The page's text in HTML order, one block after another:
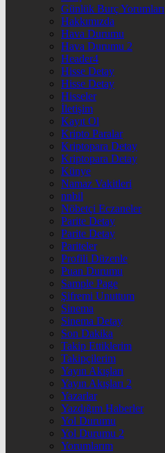
Günlük Burç Yorumları
Hakkımızda
Hava Durumu
Hava Durumu 2
Header4
Hisse Detay
Hisse Detay
Hisseler
İletişim
Kayıt Ol
Kripto Paralar
Kriptopara Detay
Kriptopara Detay
Künye
Namaz Vakitleri
nnbil
Nöbetçi Eczaneler
Parite Detay
Parite Detay
Pariteler
Profili Düzenle
Puan Durumu
Sample Page
Şifremi Unuttum
Sinema
Sinema Detay
Son Dakika
Takip Ettiklerim
Takipçilerim
Yayın Akışları
Yayın Akışları 2
Yazarlar
Yazdığım Haberler
Yol Durumu
Yol Durumu 2
Yorumlarım